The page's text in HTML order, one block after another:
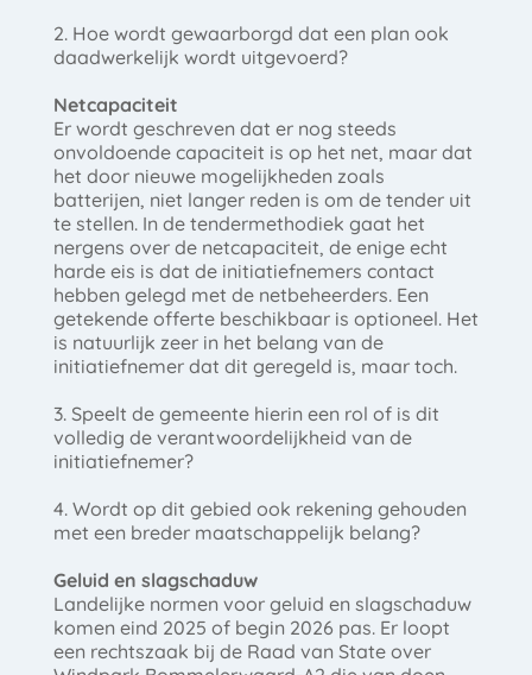
2. Hoe wordt gewaarborgd dat een plan ook
daadwerkelijk wordt uitgevoerd?
Netcapaciteit
Er wordt geschreven dat er nog steeds
onvoldoende capaciteit is op het net, maar dat
het door nieuwe mogelijkheden zoals
batterijen, niet langer reden is om de tender uit
te stellen. In de tendermethodiek gaat het
nergens over de netcapaciteit, de enige echt
harde eis is dat de initiatiefnemers contact
hebben gelegd met de netbeheerders. Een
getekende offerte beschikbaar is optioneel. Het
is natuurlijk zeer in het belang van de
initiatiefnemer dat dit geregeld is, maar toch.
3. Speelt de gemeente hierin een rol of is dit
volledig de verantwoordelijkheid van de
initiatiefnemer?
4. Wordt op dit gebied ook rekening gehouden
met een breder maatschappelijk belang?
Geluid en slagschaduw
Landelijke normen voor geluid en slagschaduw
komen eind 2025 of begin 2026 pas. Er loopt
een rechtszaak bij de Raad van State over